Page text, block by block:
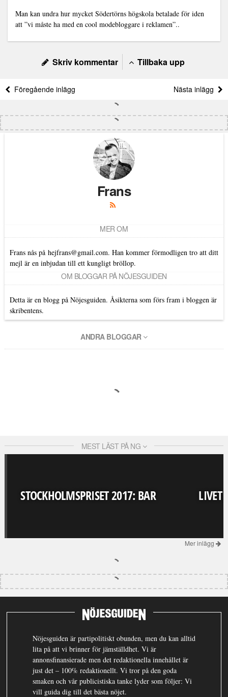
Man kan undra hur mycket Södertörns högskola betalade för iden
att ”vi måste ha med en cool modebloggare i reklamen”..
Skriv kommentar Tillbaka upp
Föregående inlägg Nästa inlägg
Frans
MER OM
Frans nås på hejfrans@gmail.com. Han kommer förmodligen tro att ditt
mejl är en inbjudan till ett kungligt bröllop.
OM BLOGGAR PÅ NÖJESGUIDEN
Detta är en blogg på Nöjesguiden. Åsikterna som förs fram i bloggen är
skribentens.
ANDRA BLOGGAR
MEST LÄST PÅ NG
STOCKHOLMSPRISET 2017: BAR LIVET
Mer inlägg
Nöjesguiden är partipolitiskt obunden, men du kan alltid
lita på att vi brinner för jämställdhet. Vi är
annonsfinansierade men det redaktionella innehållet är
just det – 100% redaktionellt. Vi tror på den goda
smaken och vår publicistiska tanke lyder som följer: Vi
vill guida dig till det bästa nöjet.